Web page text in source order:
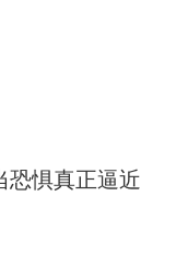
惧真正逼近